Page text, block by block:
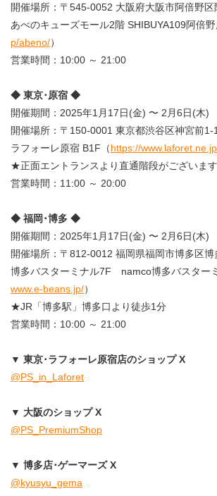
開催場所：〒545-0052 大阪府大阪市阿倍野区
あべのキューズモール2階 SHIBUYA109阿倍野
p/abeno/）
営業時間：10:00 ～ 21:00
◆ 東京･原宿 ◆
開催期間：2025年1月17日(金) 〜 2月6日(木)
開催場所：〒150-0001 東京都渋谷区神宮前1-
ラフォーレ原宿 B1F（https://
★正面エントランスより直通階段がございます
営業時間：11:00 ～ 20:00
◆ 福岡･博多 ◆
開催期間：2025年1月17日(金) 〜 2月6日(木)
開催場所：〒812-0012 福岡県福岡市博多区博
博多バスターミナル7F namco博多バスター
www.e-beans.jp/）
★JR「博多駅」博多口より徒歩1分
営業時間：10:00 ～ 21:00
▼ 東京･ラフォーレ原宿店のショップ X
@PS_in_Laforet
▼ 大阪のショップ X
@PS_PremiumShop
▼ 博多店･ゲーマーズ X
@kyusyu_gema